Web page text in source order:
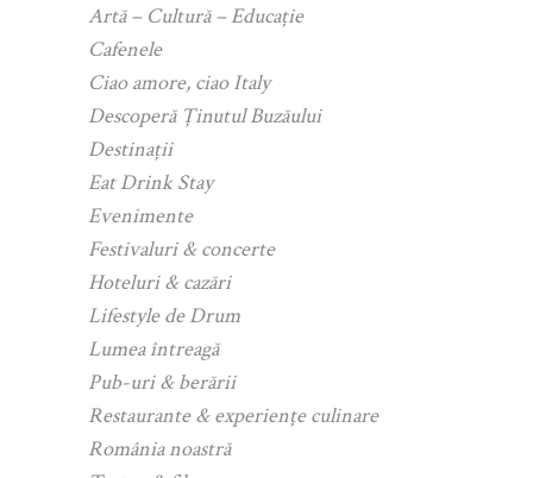
Artă – Cultură – Educație
Cafenele
Ciao amore, ciao Italy
Descoperă Ținutul Buzăului
Destinații
Eat Drink Stay
Evenimente
Festivaluri & concerte
Hoteluri & cazări
Lifestyle de Drum
Lumea întreagă
Pub-uri & berării
Restaurante & experiențe culinare
România noastră